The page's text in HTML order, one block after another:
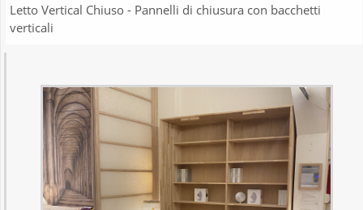
Letto Vertical Chiuso - Pannelli di chiusura con bacchetti
verticali